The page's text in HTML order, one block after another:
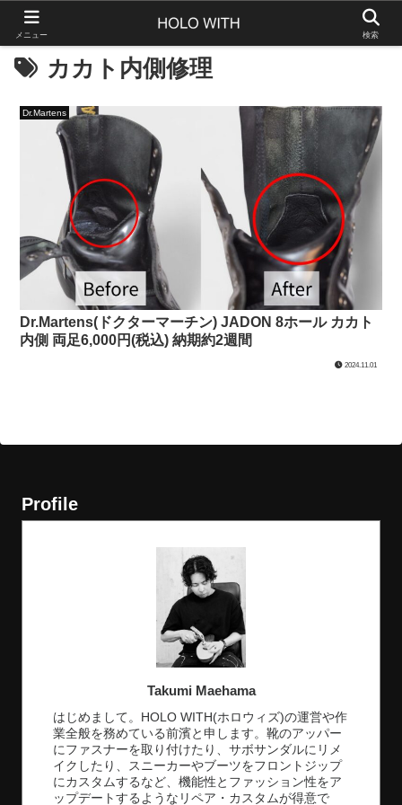
カカト内側修理
Dr.Martens
Dr.Martens(ドクターマーチン) JADON 8ホール カカト
内側 両足6,000円(税込) 納期約2週間
2024.11.01
Profile
Takumi Maehama
はじめまして。HOLO WITH(ホロウィズ)の運営や作
業全般を務めている前濱と申します。靴のアッパー
にファスナーを取り付けたり、サボサンダルにリメ
イクしたり、スニーカーやブーツをフロントジップ
にカスタムするなど、機能性とファッション性をア
ップデートするようなリペア・カスタムが得意で
メニュー 検索